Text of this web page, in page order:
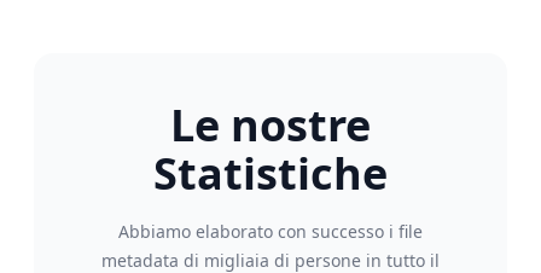
Le nostre
Statistiche
Abbiamo elaborato con successo i file
metadata di migliaia di persone in tutto il